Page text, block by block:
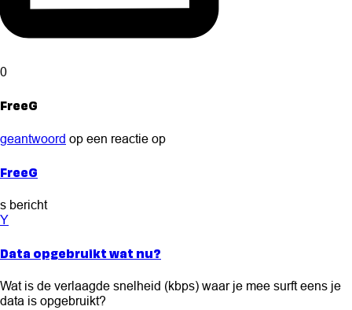
0
FreeG
geantwoord op een reactie op
FreeG
s bericht
Y
Data opgebruikt wat nu?
Wat is de verlaagde snelheid (kbps) waar je mee surft eens je
data is opgebruikt?